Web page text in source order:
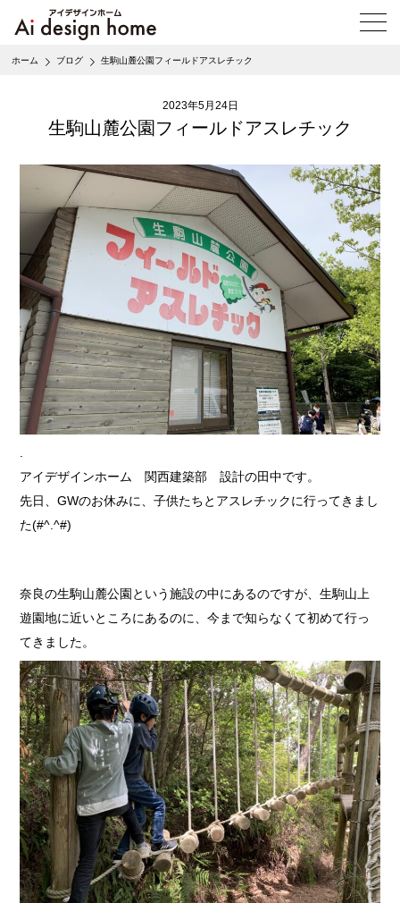
メ
ニ
ホーム ブログ 生駒山麓公園フィールドアスレチック
2023年5月24日
生駒山麓公園フィールドアスレチック
.
アイデザインホーム 関西建築部 設計の田中です。
先日、GWのお休みに、子供たちとアスレチックに行ってきまし
た(#^.^#)
奈良の生駒山麓公園という施設の中にあるのですが、生駒山上
遊園地に近いところにあるのに、今まで知らなくて初めて行っ
てきました。